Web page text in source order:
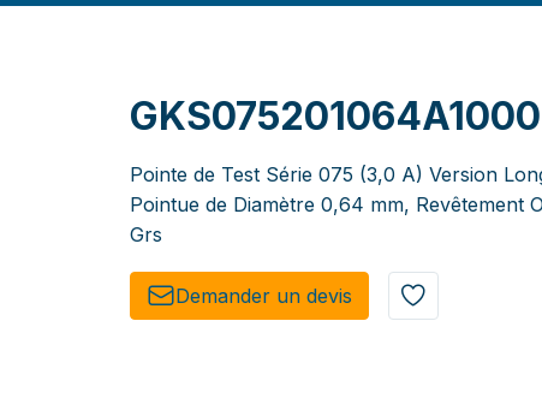
Pointe de Test Série 075 (3,0 A) Version
Pointue de Diamètre 0,64 mm, Revêtement
Grs
Demander un de​​vis​​